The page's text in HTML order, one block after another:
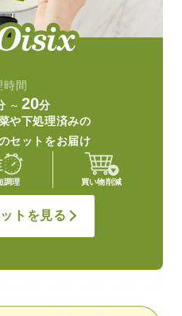
時間
～ 20分
や下処理済みの
セットをお届け
調理 買い物削減
トを見る